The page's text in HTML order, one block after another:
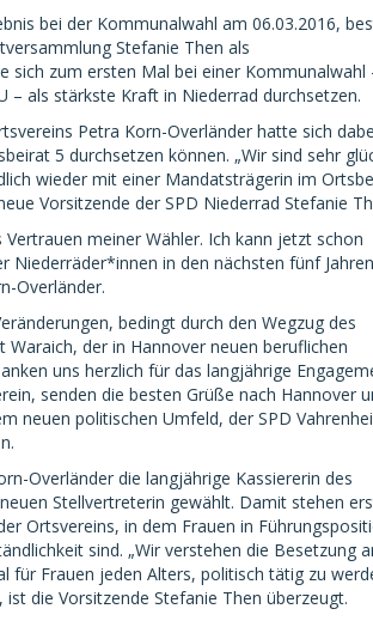
bei der Kommunalwahl am 06.03.2016,
Stefanie Then als
sich zum ersten Mal bei einer Kommunalwahl
– als stärkste Kraft in Niederrad durchsetzen.
Petra Korn-Overländer hatte sich
5 durchsetzen können. „Wir sind sehr
wieder mit einer Mandatsträgerin im
Vorsitzende der SPD Niederrad Stefanie
meiner Wähler. Ich kann jetzt schon
Niederräder*innen in den nächsten fünf
Overländer.
bedingt durch den Wegzug des
der in Hannover neuen beruflichen
uns herzlich für das langjährige
senden die besten Grüße nach Hannover
neuen politischen Umfeld, der SPD
Overländer die langjährige Kassiererin des
Stellvertreterin gewählt. Damit stehen
Ortsvereins, in dem Frauen in
sind. „Wir verstehen die Besetzung
für Frauen jeden Alters, politisch tätig zu
die Vorsitzende Stefanie Then überzeugt.